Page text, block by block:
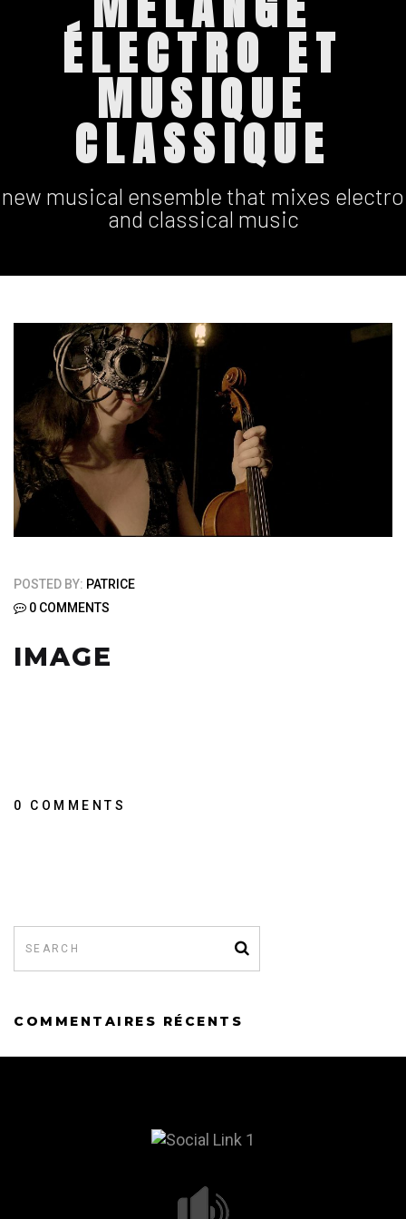
ÉLECTRO ET
MUSIQUE
CLASSIQUE
new musical ensemble that mixes electro
and classical music
POSTED BY: PATRICE
0 COMMENTS
IMAGE
0 COMMENTS
COMMENTAIRES RÉCENTS